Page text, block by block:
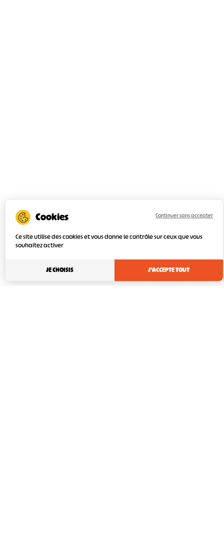
Ce site utilise des cookies et vous donne le contrôle sur ceux que vous
souhaitez activer
J'ACCEPTE TOUT
Continuer sans accepter
JE CHOISIS